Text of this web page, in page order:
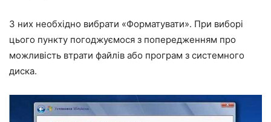
З них необхідно вибрати «Форматувати». При виборі
цього пункту погоджуємося з попередженням про
можливість втрати файлів або програм з системного
диска.